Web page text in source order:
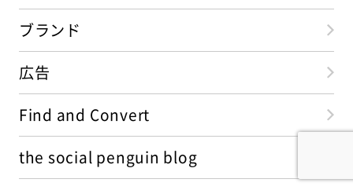
ブランド
広告
Find and Convert
the social penguin blog